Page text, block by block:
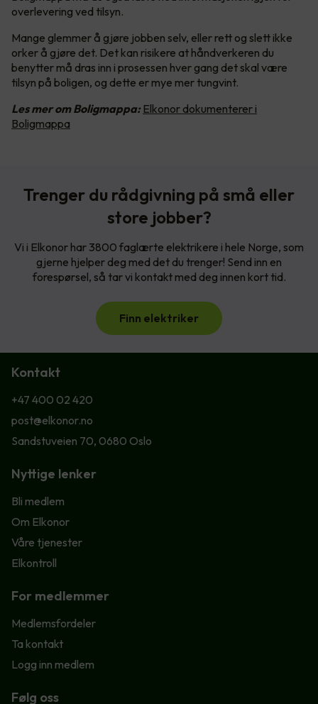
overlevering ved tilsyn.
Mange glemmer å gjøre jobben selv, eller rett og slett ikke
orker å gjøre det. Det kan risikere at håndverkeren du
benytter må dras inn i prosessen hver gang det skal være
tilsyn på boligen, og dette er mye mer tungvint.
Les mer om Boligmappa: Elkonor dokumenterer i
Boligmappa
Trenger du rådgivning på små eller
store jobber?
Vi i Elkonor har 3800 faglærte elektrikere i hele Norge, som
gjerne hjelper deg med det du trenger! Send inn en
forespørsel, så tar vi kontakt med deg innen kort tid.
Finn elektriker
Kontakt
+47 400 02 420
post@elkonor.no
Sandstuveien 70, 0680 Oslo
Nyttige lenker
Bli medlem
Om Elkonor
Våre tjenester
Elkontroll
For medlemmer
Medlemsfordeler
Ta kontakt
Logg inn medlem
Følg oss